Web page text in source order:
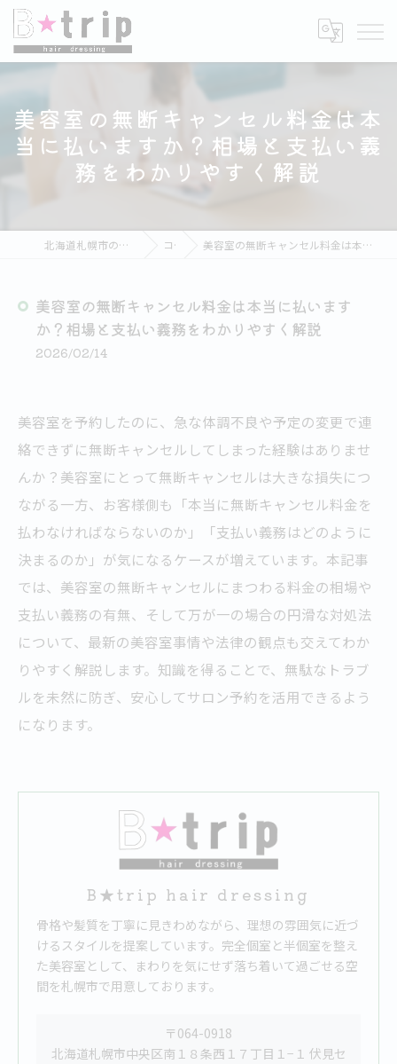
美容室の無断キャンセル料金は本
当に払いますか？相場と支払い義
務をわかりやすく解説
北海道札幌市の美容室ならB★trip hair dressing コラム 美容室の無断キャンセル料金は本当に払いますか？相場と支払い義務をわかりやすく解説
美容室の無断キャンセル料金は本当に払います
か？相場と支払い義務をわかりやすく解説
2026/02/14
美容室を予約したのに、急な体調不良や予定の変更で連
絡できずに無断キャンセルしてしまった経験はありませ
んか？美容室にとって無断キャンセルは大きな損失につ
ながる一方、お客様側も「本当に無断キャンセル料金を
払わなければならないのか」「支払い義務はどのように
決まるのか」が気になるケースが増えています。本記事
では、美容室の無断キャンセルにまつわる料金の相場や
支払い義務の有無、そして万が一の場合の円滑な対処法
について、最新の美容室事情や法律の観点も交えてわか
りやすく解説します。知識を得ることで、無駄なトラブ
ルを未然に防ぎ、安心してサロン予約を活用できるよう
になります。
B★trip hair dressing
骨格や髪質を丁寧に見きわめながら、理想の雰囲気に近づ
けるスタイルを提案しています。完全個室と半個室を整え
た美容室として、まわりを気にせず落ち着いて過ごせる空
間を札幌市で用意しております。
〒064-0918
北海道札幌市中央区南１８条西１７丁目１−１ 伏見セ